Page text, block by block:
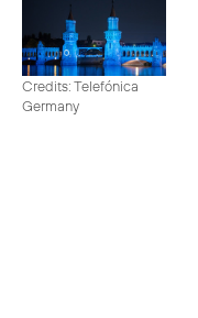
Credits: Telefónica
Germany